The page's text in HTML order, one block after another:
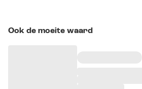
Ook de moeite waard